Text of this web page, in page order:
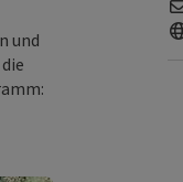
und